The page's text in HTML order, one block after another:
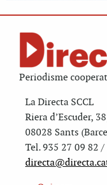
Periodisme
La Directa SCCL
Riera d’Escuder,
08028 Sants
Tel. 935 27 09 82